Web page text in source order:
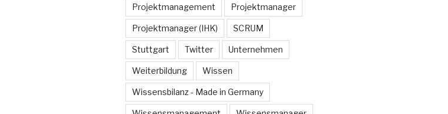
Projektmanagement Projektmanager
Projektmanager (IHK) SCRUM
Stuttgart Twitter Unternehmen
Weiterbildung Wissen
Wissensbilanz - Made in Germany